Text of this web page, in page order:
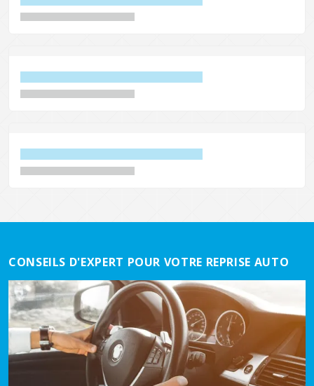
CONSEILS D'EXPERT POUR VOTRE REPRISE AUTO